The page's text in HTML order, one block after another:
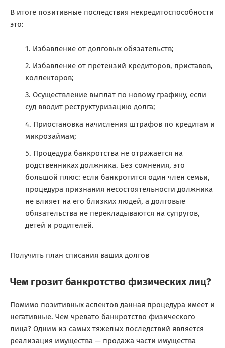
В итоге позитивные последствия некредитоспособности
это:
Избавление от долговых обязательств;
Избавление от претензий кредиторов, приставов,
коллекторов;
Осуществление выплат по новому графику, если
суд вводит реструктуризацию долга;
Приостановка начисления штрафов по кредитам и
микрозаймам;
Процедура банкротства не отражается на
родственниках должника. Без сомнения, это
большой плюс: если банкротится один член семьи,
процедура признания несостоятельности должника
не влияет на его близких людей, а долговые
обязательства не перекладываются на супругов,
детей и родителей.
Получить план списания ваших долгов
Чем грозит банкротство физических лиц?
Помимо позитивных аспектов данная процедура имеет и
негативные. Чем чревато банкротство физического
лица? Одним из самых тяжелых последствий является
реализация имущества — продажа части имущества